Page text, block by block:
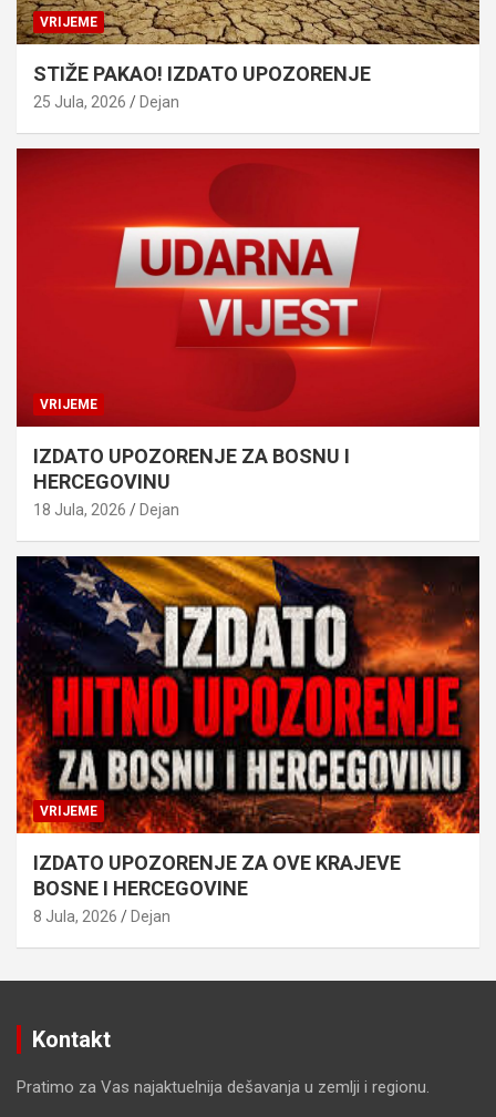
VRIJEME
STIŽE PAKAO! IZDATO UPOZORENJE
25 Jula, 2026 Dejan
VRIJEME
IZDATO UPOZORENJE ZA BOSNU I
HERCEGOVINU
18 Jula, 2026 Dejan
VRIJEME
IZDATO UPOZORENJE ZA OVE KRAJEVE
BOSNE I HERCEGOVINE
8 Jula, 2026 Dejan
Kontakt
Pratimo za Vas najaktuelnija dešavanja u zemlji i regionu.